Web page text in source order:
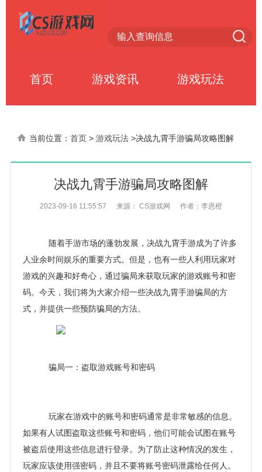
首页 游戏资讯 游戏玩法
当前位置： 首页 > 游戏玩法 >决战九霄手游骗局攻略图解
决战九霄手游骗局攻略图解
2023-09-16 11:55:57 来源： CS游戏网 作者：李恩橙
随着手游市场的蓬勃发展，决战九霄手游成为了许多
人业余时间娱乐的重要方式。但是，也有一些人利用玩家对
游戏的兴趣和好奇心，通过骗局来获取玩家的游戏账号和密
码。今天，我们将为大家介绍一些决战九霄手游骗局的方
式，并提供一些预防骗局的方法。
骗局一：盗取游戏账号和密码
玩家在游戏中的账号和密码通常是非常敏感的信息。
如果有人试图盗取这些账号和密码，他们可能会试图在账号
被盗后使用这些信息进行登录。为了防止这种情况的发生，
玩家应该使用强密码，并且不要将账号密码泄露给任何人。